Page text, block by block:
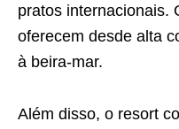
pratos internacionais.
oferecem desde alta
à beira-mar.
Além disso, o resort